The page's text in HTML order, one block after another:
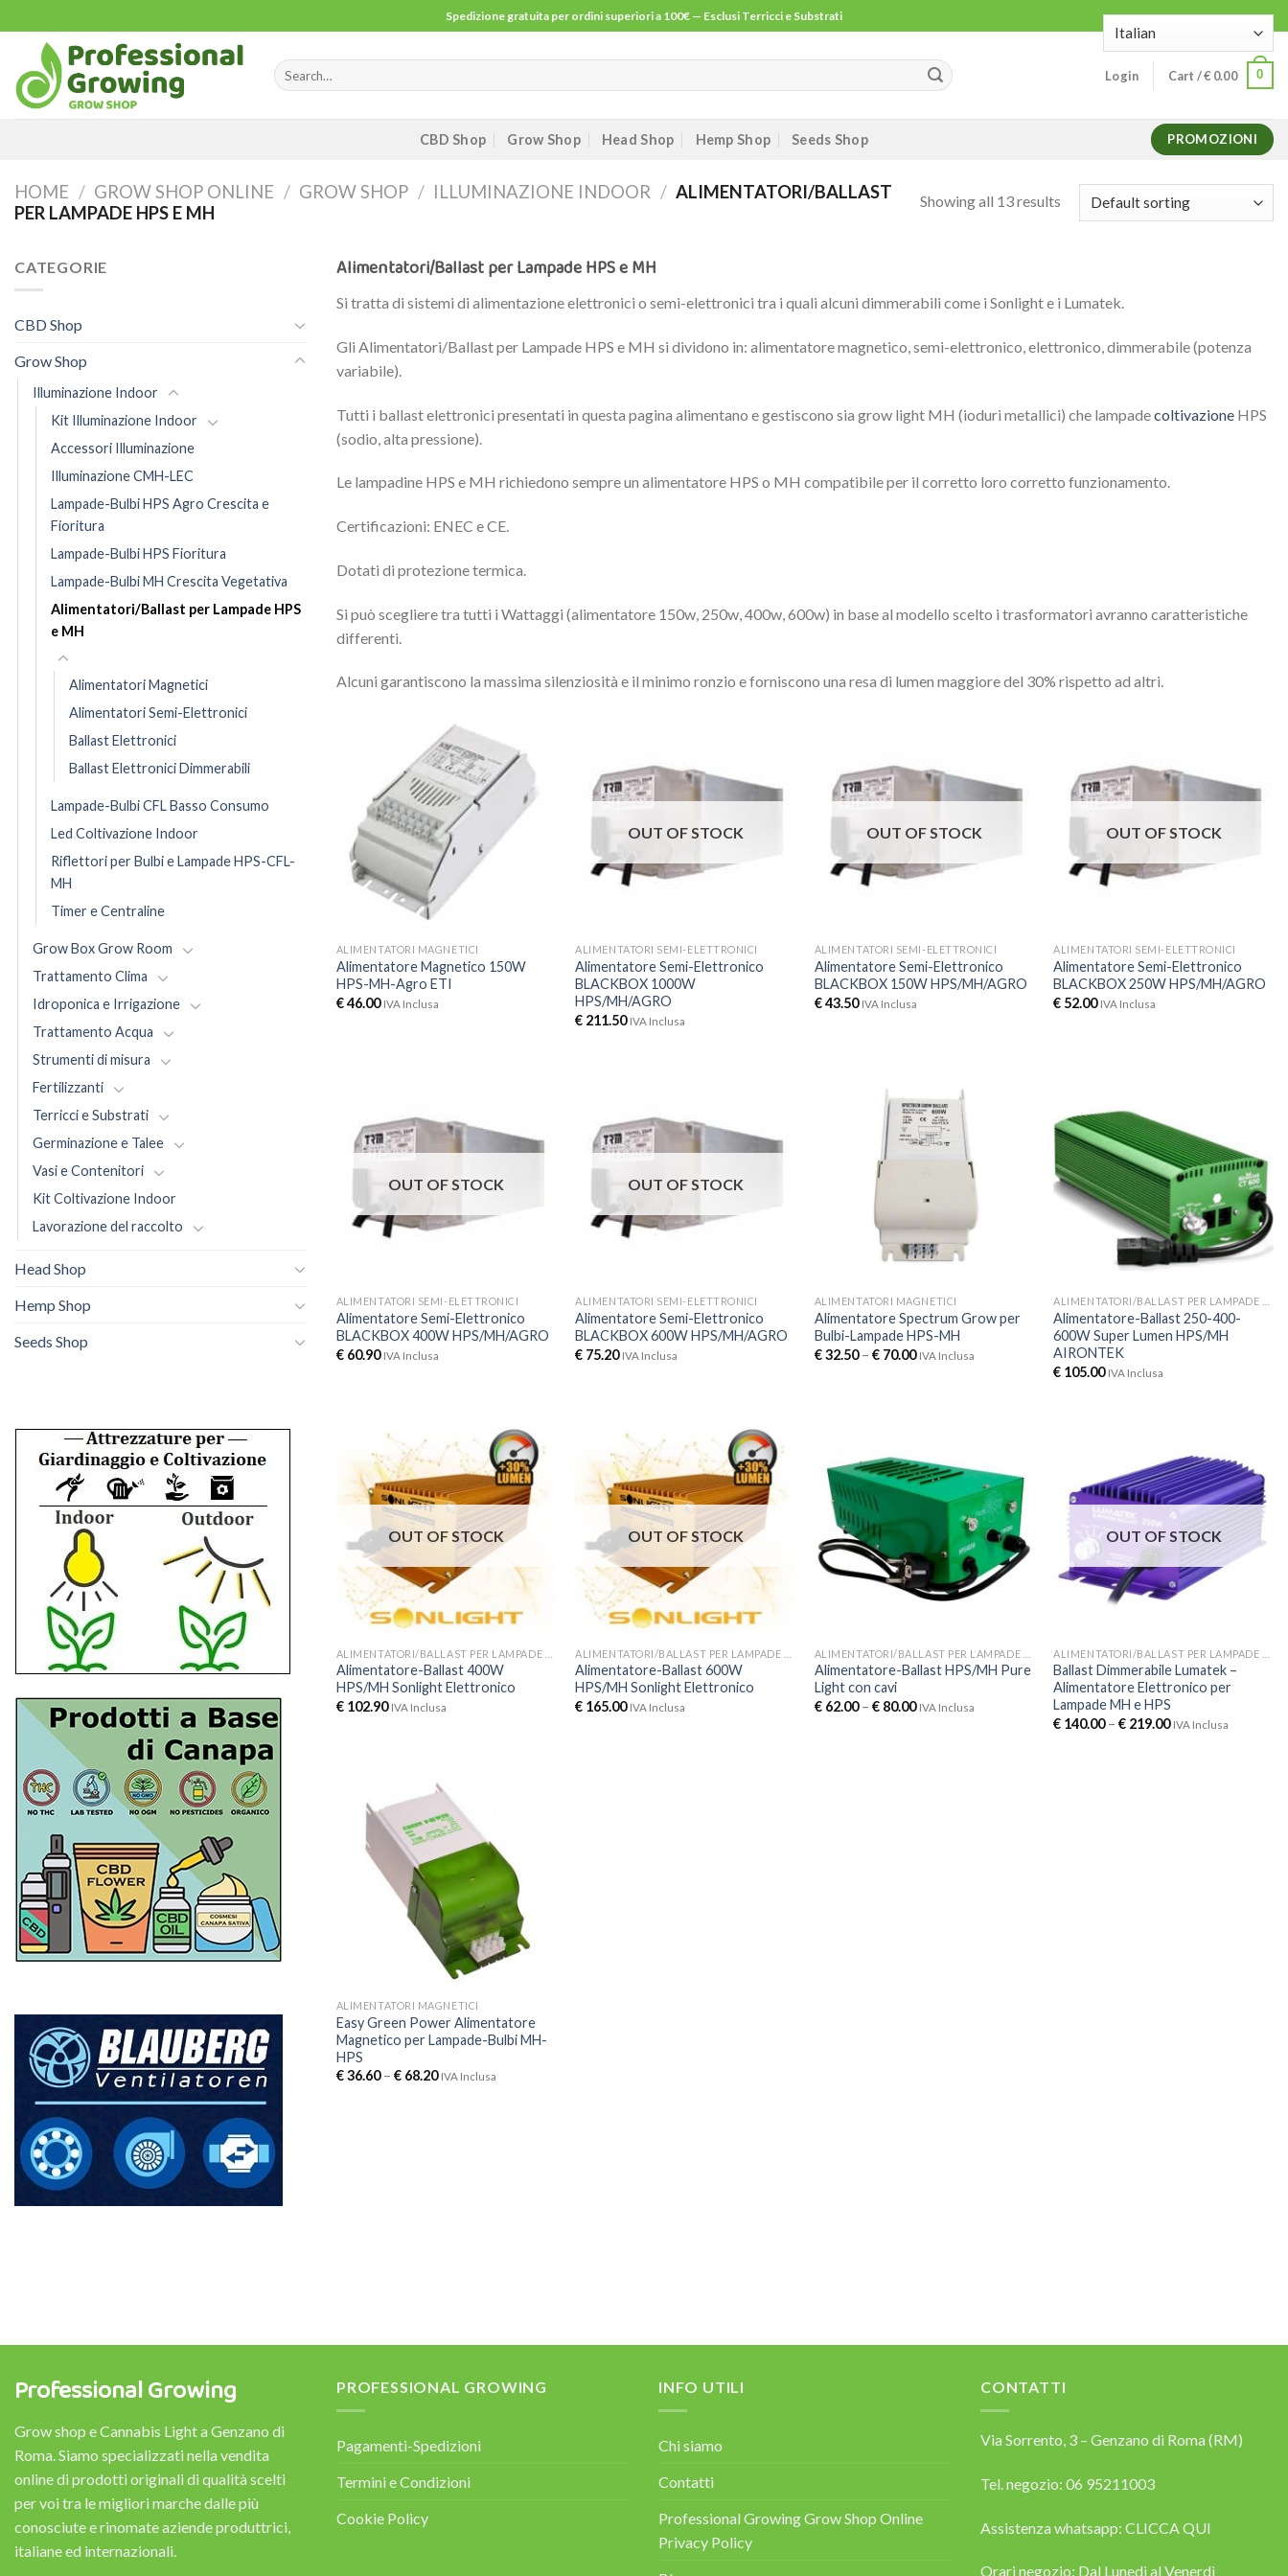
to
content
Spedizione gratuita per ordini superiori a 100€ — Esclusi Terricci e Substrati
Search
for:
Login Cart /€ 0.00 0
CBD Shop Grow Shop Head Shop Hemp Shop Seeds Shop PROMOZIONI
HOME / GROW SHOP ONLINE / GROW SHOP / ILLUMINAZIONE INDOOR / ALIMENTATORI/BALLAST
PER LAMPADE HPS E MH
Showing all 13 results
CATEGORIE
CBD Shop
Grow Shop
Illuminazione Indoor
Kit Illuminazione Indoor
Accessori Illuminazione
Illuminazione CMH-LEC
Lampade-Bulbi HPS Agro Crescita e
Fioritura
Lampade-Bulbi HPS Fioritura
Lampade-Bulbi MH Crescita Vegetativa
Alimentatori/Ballast per Lampade HPS
e MH
Alimentatori Magnetici
Alimentatori Semi-Elettronici
Ballast Elettronici
Ballast Elettronici Dimmerabili
Lampade-Bulbi CFL Basso Consumo
Led Coltivazione Indoor
Riflettori per Bulbi e Lampade HPS-CFL-
MH
Timer e Centraline
Grow Box Grow Room
Trattamento Clima
Idroponica e Irrigazione
Trattamento Acqua
Strumenti di misura
Fertilizzanti
Terricci e Substrati
Germinazione e Talee
Vasi e Contenitori
Kit Coltivazione Indoor
Lavorazione del raccolto
Head Shop
Hemp Shop
Seeds Shop
Alimentatori/Ballast per Lampade HPS e MH
Si tratta di sistemi di alimentazione elettronici o semi-elettronici tra i quali alcuni dimmerabili come i Sonlight e i Lumatek.
Gli Alimentatori/Ballast per Lampade HPS e MH si dividono in: alimentatore magnetico, semi-elettronico, elettronico, dimmerabile (potenza
variabile).
Tutti i ballast elettronici presentati in questa pagina alimentano e gestiscono sia grow light MH (ioduri metallici) che lampadecoltivazione HPS
(sodio, alta pressione).
Le lampadine HPS e MH richiedono sempre un alimentatore HPS o MH compatibile per il corretto loro corretto funzionamento.
Certificazioni: ENEC e CE.
Dotati di protezione termica.
Si può scegliere tra tutti i Wattaggi (alimentatore 150w, 250w, 400w, 600w) in base al modello scelto i trasformatori avranno caratteristiche
differenti.
Alcuni garantiscono la massima silenziosità e il minimo ronzio e forniscono una resa di lumen maggiore del 30% rispetto ad altri.
ALIMENTATORI MAGNETICI
Alimentatore Magnetico 150W
HPS-MH-Agro ETI
€46.00 IVA Inclusa
OUT OF STOCK
ALIMENTATORI SEMI-ELETTRONICI
Alimentatore Semi-Elettronico
BLACKBOX 1000W
HPS/MH/AGRO
€ 211.50 IVA Inclusa
OUT OF STOCK
ALIMENTATORI SEMI-ELETTRONICI
Alimentatore Semi-Elettronico
BLACKBOX 150W HPS/MH/AGRO
€43.50 IVA Inclusa
OUT OF STOCK
ALIMENTATORI SEMI-ELETTRONICI
Alimentatore Semi-Elettronico
BLACKBOX 250W HPS/MH/AGRO
€ 52.00 IVA Inclusa
OUT OF STOCK
ALIMENTATORI SEMI-ELETTRONICI
Alimentatore Semi-Elettronico
BLACKBOX 400W HPS/MH/AGRO
€60.90 IVA Inclusa
OUT OF STOCK
ALIMENTATORI SEMI-ELETTRONICI
Alimentatore Semi-Elettronico
BLACKBOX 600W HPS/MH/AGRO
€ 75.20 IVA Inclusa
ALIMENTATORI MAGNETICI
Alimentatore Spectrum Grow per
Bulbi-Lampade HPS-MH
€32.50– €70.00 IVA Inclusa
Alimentatore-Ballast 250-400-
600W Super Lumen HPS/MH
AIRONTEK
€ 105.00 IVA Inclusa
OUT OF STOCK
Alimentatore-Ballast 400W
HPS/MH Sonlight Elettronico
€102.90 IVA Inclusa
OUT OF STOCK
Alimentatore-Ballast 600W
HPS/MH Sonlight Elettronico
€ 165.00 IVA Inclusa
Alimentatore-Ballast HPS/MH Pure
Light con cavi
€62.00– €80.00 IVA Inclusa
OUT OF STOCK
Ballast Dimmerabile Lumatek –
Alimentatore Elettronico per
Lampade MH e HPS
€ 140.00–€ 219.00 IVA Inclusa
ALIMENTATORI MAGNETICI
Easy Green Power Alimentatore
Magnetico per Lampade-Bulbi MH-
HPS
€36.60– €68.20 IVA Inclusa
Professional Growing
Grow shop e Cannabis Light a Genzano di
Roma. Siamo specializzati nella vendita
online di prodotti originali di qualità scelti
per voi tra le migliori marche dalle più
conosciute e rinomate aziende produttrici,
italiane ed internazionali.
PROFESSIONAL GROWING
Pagamenti-Spedizioni
Termini e Condizioni
Cookie Policy
INFO UTILI
Chi siamo
Contatti
Professional Growing Grow Shop Online
Privacy Policy
CONTATTI
Via Sorrento, 3 – Genzano di Roma (RM)
Tel. negozio: 06 95211003
Assistenza whatsapp: CLICCA QUI
Orari negozio: Dal Lunedì al Venerdì